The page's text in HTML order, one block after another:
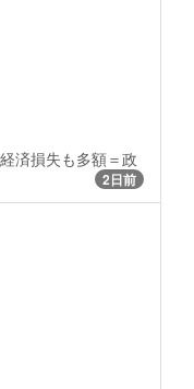
済損失も多額＝政
2日前